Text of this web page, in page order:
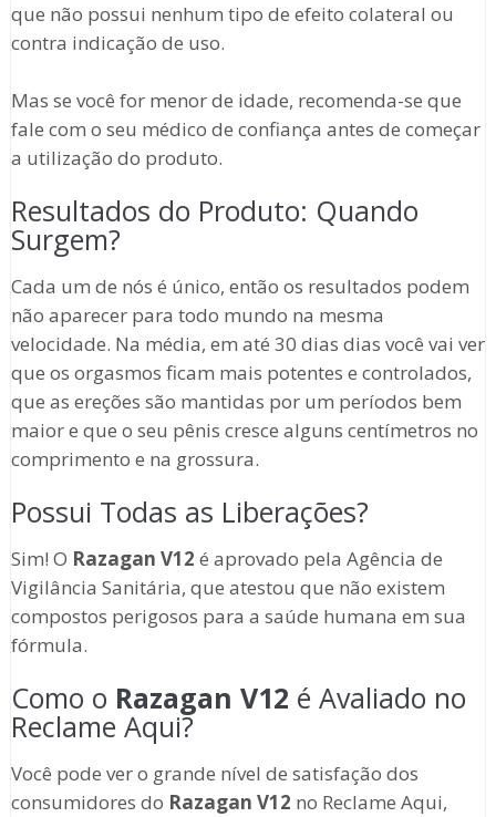
que não possui nenhum tipo de efeito colateral ou
contra indicação de uso.
Mas se você for menor de idade, recomenda-se que
fale com o seu médico de confiança antes de começar
a utilização do produto.
Resultados do Produto: Quando
Surgem?
Cada um de nós é único, então os resultados podem
não aparecer para todo mundo na mesma
velocidade. Na média, em até 30 dias dias você vai ver
que os orgasmos ficam mais potentes e controlados,
que as ereções são mantidas por um períodos bem
maior e que o seu pênis cresce alguns centímetros no
comprimento e na grossura.
Possui Todas as Liberações?
Sim! O Razagan V12 é aprovado pela Agência de
Vigilância Sanitária, que atestou que não existem
compostos perigosos para a saúde humana em sua
fórmula.
Como o Razagan V12 é Avaliado no
Reclame Aqui?
Você pode ver o grande nível de satisfação dos
consumidores do Razagan V12 no Reclame Aqui,